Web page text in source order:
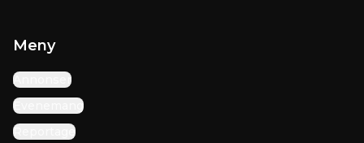
Meny
Annonser
Evenemang
Reportage